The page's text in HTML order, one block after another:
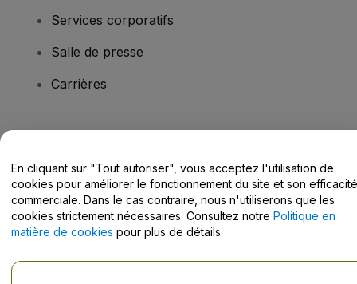
Services corporatifs
Salle de presse
Carrières
Centre d'assistance / Nous contacter
En cliquant sur "Tout autoriser", vous acceptez l'utilisation de
cookies pour améliorer le fonctionnement du site et son efficacité
commerciale. Dans le cas contraire, nous n'utiliserons que les
cookies strictement nécessaires. Consultez notre Politique en
matière de cookies pour plus de détails.